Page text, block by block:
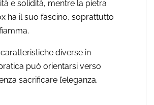
e solidità, mentre la pietra
ha il suo fascino, soprattutto
diverse in
può orientarsi verso
sacrificare l’eleganza.